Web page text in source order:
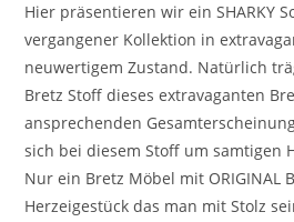
Hier präsentieren wir ein SHARKY
vergangener Kollektion in
neuwertigem Zustand. Natürlich
Bretz Stoff dieses extravaganten
ansprechenden
sich bei diesem Stoff um samtigen
Nur ein Bretz Möbel mit ORIGINAL
Herzeigestück das man mit Stolz